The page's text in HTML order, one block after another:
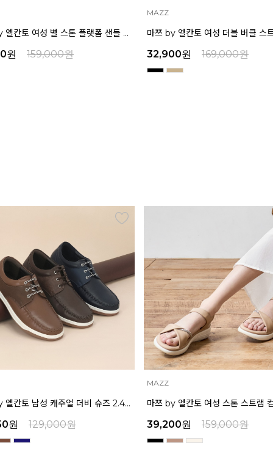
마쯔 by 엘칸토 여성 더블 버클 스트랩 플랫폼 샌들 6cm LCWW34M626
원 169,000원
ELCANTO
29,000원
마쯔 by 엘칸토 여성 스톤 스트랩 컴포트 샌들 3.5cm LCWW07M626
원 159,000원
INTENSE
45,900원 159,000원